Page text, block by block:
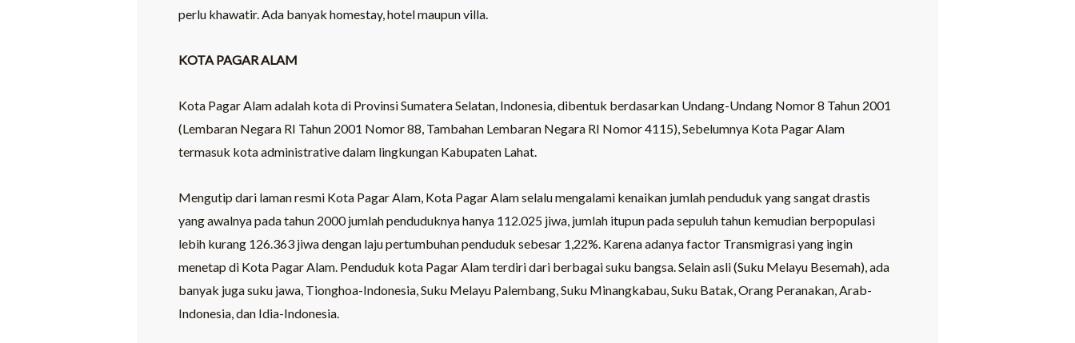
perlu khawatir. Ada banyak homestay, hotel maupun villa.
KOTA PAGAR ALAM
Kota Pagar Alam adalah kota di Provinsi Sumatera Selatan, Indonesia, dibentuk berdasarkan Undang-Undang Nomor 8 Tahun 2001
(Lembaran Negara RI Tahun 2001 Nomor 88, Tambahan Lembaran Negara RI Nomor 4115), Sebelumnya Kota Pagar Alam
termasuk kota administrative dalam lingkungan Kabupaten Lahat.
Mengutip dari laman resmi Kota Pagar Alam, Kota Pagar Alam selalu mengalami kenaikan jumlah penduduk yang sangat drastis
yang awalnya pada tahun 2000 jumlah penduduknya hanya 112.025 jiwa, jumlah itupun pada sepuluh tahun kemudian berpopulasi
lebih kurang 126.363 jiwa dengan laju pertumbuhan penduduk sebesar 1,22%. Karena adanya factor Transmigrasi yang ingin
menetap di Kota Pagar Alam. Penduduk kota Pagar Alam terdiri dari berbagai suku bangsa. Selain asli (Suku Melayu Besemah), ada
banyak juga suku jawa, Tionghoa-Indonesia, Suku Melayu Palembang, Suku Minangkabau, Suku Batak, Orang Peranakan, Arab-
Indonesia, dan Idia-Indonesia.